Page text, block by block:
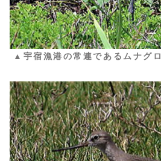
▲宇宿漁港の常連であるムナグロ